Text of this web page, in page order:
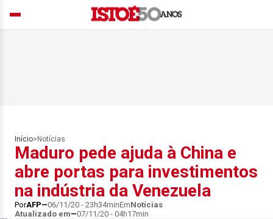
Início> Notícias
Maduro pede ajuda à China e
abre portas para investimentos
na indústria da Venezuela
PorAFP 06/11/20 - 23h34minEmNotícias
Atualizado em
07/11/20 - 04h17min